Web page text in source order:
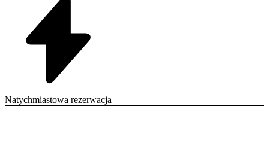
Natychmiastowa rezerwacja